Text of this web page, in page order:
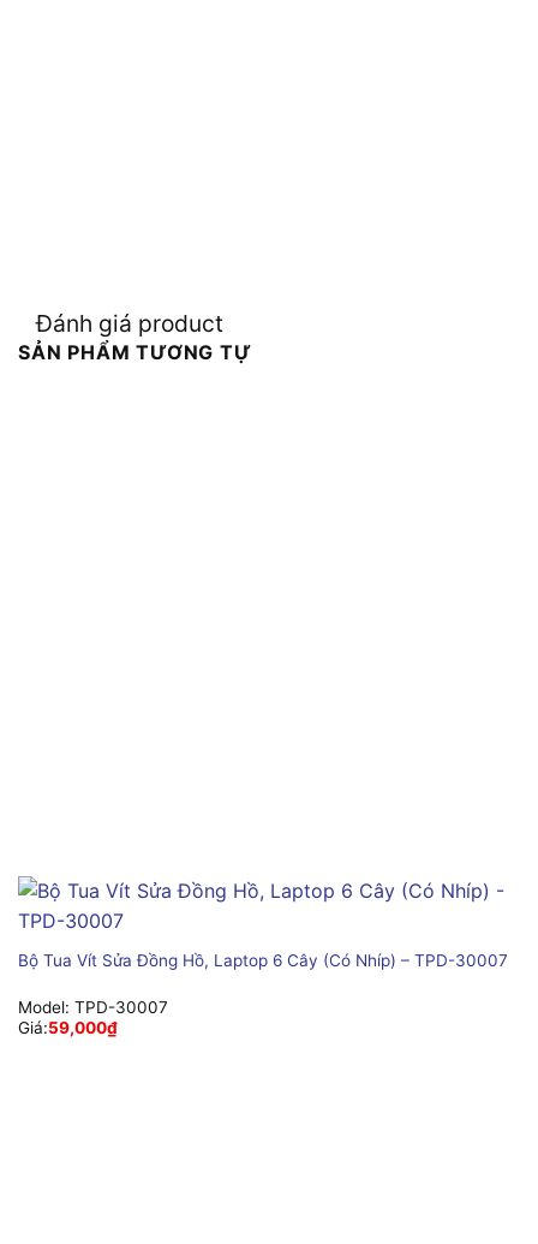
Đánh giá product
SẢN PHẨM TƯƠNG TỰ
Bộ Tua Vít Sửa Đồng Hồ, Laptop 6 Cây (Có Nhíp) – TPD-30007
Model: TPD-30007
Giá:59,000₫